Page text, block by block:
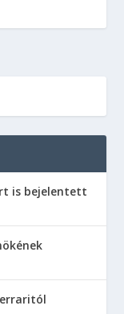
is bejelentett